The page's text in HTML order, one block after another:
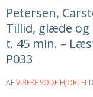
2.0:
Nyheder
3.0:
Kalender
4.0:
Kristeligt
Lydbibliotek
Petersen,
Tillid, glæde og
t. 45 min. –
P033
AFVIBEKE SODE HJORTH